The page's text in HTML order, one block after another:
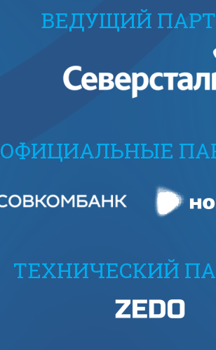
ВЕДУЩИЙ
ОФИЦИАЛЬНЫЕ
ТЕХНИЧЕСКИЙ